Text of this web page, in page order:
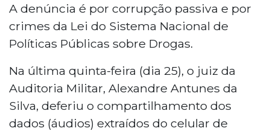
A denúncia é por corrupção passiva e por
crimes da Lei do Sistema Nacional de
Políticas Públicas sobre Drogas.
Na última quinta-feira (dia 25), o juiz da
Auditoria Militar, Alexandre Antunes da
Silva, deferiu o compartilhamento dos
dados (áudios) extraídos do celular de